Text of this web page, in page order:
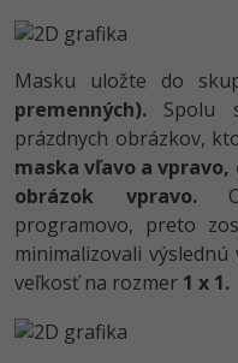
Masku uložte do
premenných). Spolu
prázdnych obrázkov,
maska vľavo a vpravo,
obrázok vpravo.
programovo, preto
minimalizovali
veľkosť na rozmer 1 x 1.